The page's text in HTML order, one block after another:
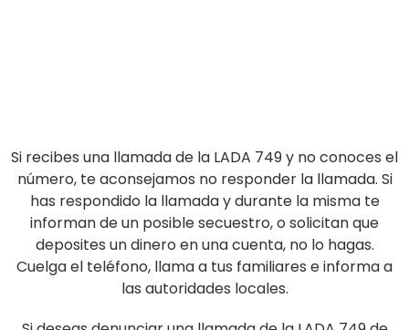
Si recibes una llamada de la LADA 749 y no conoces el
número, te aconsejamos no responder la llamada. Si
has respondido la llamada y durante la misma te
informan de un posible secuestro, o solicitan que
deposites un dinero en una cuenta, no lo hagas.
Cuelga el teléfono, llama a tus familiares e informa a
las autoridades locales.